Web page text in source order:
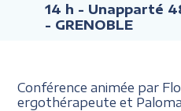
14 h - Unapparté
- GRENOBLE
Conférence animée par
ergothérapeute et